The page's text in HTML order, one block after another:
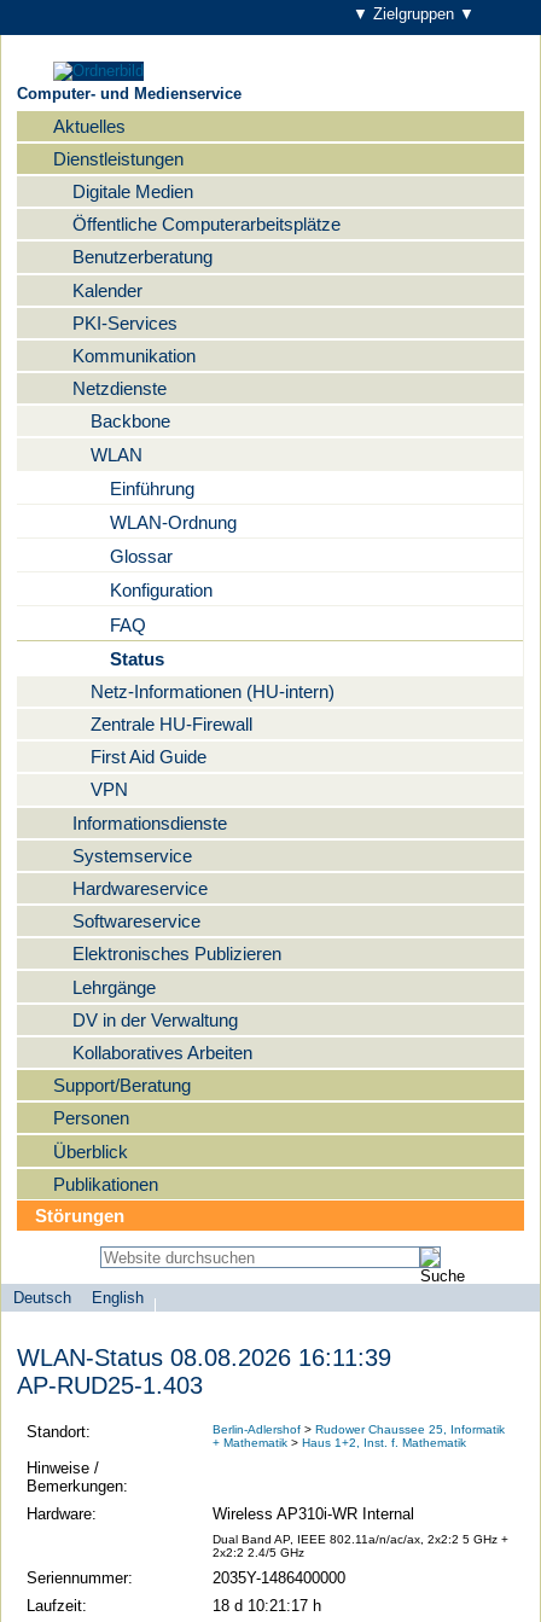
▼ Zielgruppen ▼
Computer- und Medienservice
Navigation
Aktuelles
Dienstleistungen
Digitale Medien
Öffentliche Computerarbeitsplätze
Benutzerberatung
Kalender
PKI-Services
Kommunikation
Netzdienste
Backbone
WLAN
Einführung
WLAN-Ordnung
Glossar
Konfiguration
FAQ
Status
Netz-Informationen (HU-intern)
Zentrale HU-Firewall
First Aid Guide
VPN
Informationsdienste
Systemservice
Hardwareservice
Softwareservice
Elektronisches Publizieren
Lehrgänge
DV in der Verwaltung
Kollaboratives Arbeiten
Support/Beratung
Personen
Überblick
Publikationen
Störungen
Sprachauswahl
Deutsch
English
search-menu
Universität
zu
Berlin
Computer-
und
WLAN-Status 08.08.2026 16:11:39
AP-RUD25-1.403
Standort: Berlin-Adlershof >Rudower Chaussee 25, Informatik
+ Mathematik >Haus 1+2, Inst. f. Mathematik
Hinweise /
Bemerkungen:
Hardware:
Wireless AP310i-WR Internal
Dual Band AP, IEEE 802.11a/n/ac/ax, 2x2:2 5 GHz +
2x2:2 2.4/5 GHz
Seriennummer:
2035Y-1486400000
Laufzeit:
18 d 10:21:17 h